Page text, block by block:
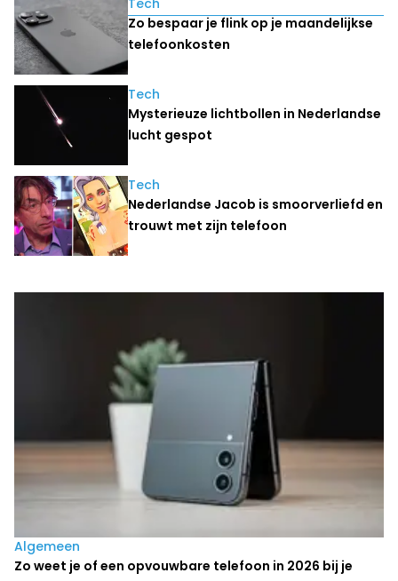
Zo bespaar je flink op je maandelijkse
telefoonkosten
Tech
Mysterieuze lichtbollen in Nederlandse
lucht gespot
Tech
Nederlandse Jacob is smoorverliefd en
trouwt met zijn telefoon
Laatste nieuws
Algemeen
Zo weet je of een opvouwbare telefoon in 2026 bij je